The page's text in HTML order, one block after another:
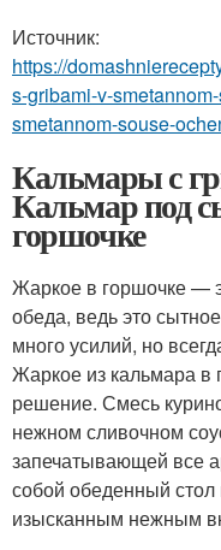
Источник:
https://
s-gribami-v-
smetannom-souse-
Кальмары с
Кальмар под
горшочке
Жаркое в горшочке —
обеда, ведь это
много усилий, но
Жаркое из кальмара
решение. Смесь
нежном сливочном
запечатывающей все
собой обеденный стол
изысканным нежным